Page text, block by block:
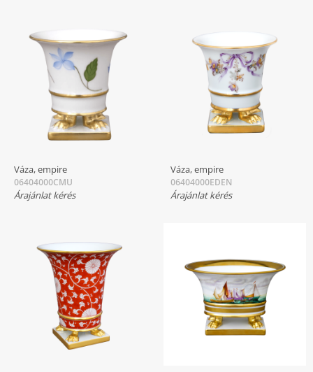
Váza, empire
06404000CMU
Árajánlat kérés
Váza, empire
06404000EDEN
Árajánlat kérés